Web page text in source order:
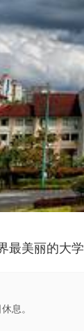
最美丽的大学
息。